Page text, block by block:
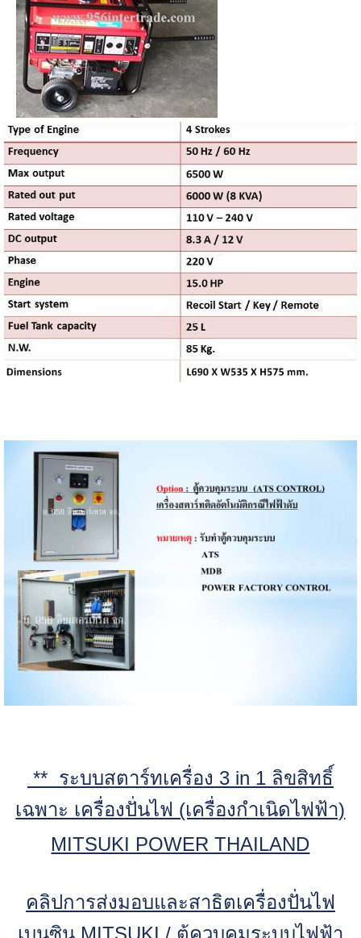
** ระบบสตาร์ทเครื่อง 3 in 1 ลิขสิทธิ์
เฉพาะ เครื่องปั่นไฟ (เครื่องกำเนิดไฟฟ้า)
MITSUKI POWER THAILAND
คลิปการส่งมอบและสาธิตเครื่องปั่นไฟ
เบนซิน MITSUKI / ตู้ควบคุมระบบไฟฟ้า